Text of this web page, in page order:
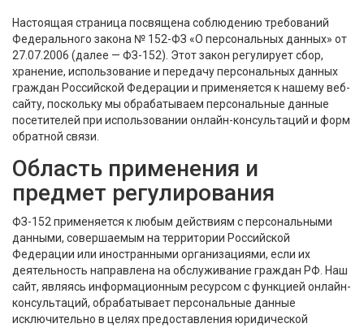
Настоящая страница посвящена соблюдению требований
Федерального закона № 152-ФЗ «О персональных данных» от
27.07.2006 (далее — ФЗ-152). Этот закон регулирует сбор,
хранение, использование и передачу персональных данных
граждан Российской Федерации и применяется к нашему веб-
сайту, поскольку мы обрабатываем персональные данные
посетителей при использовании онлайн-консультаций и форм
обратной связи.
Область применения и
предмет регулирования
ФЗ-152 применяется к любым действиям с персональными
данными, совершаемым на территории Российской
Федерации или иностранными организациями, если их
деятельность направлена на обслуживание граждан РФ. Наш
сайт, являясь информационным ресурсом с функцией онлайн-
консультаций, обрабатывает персональные данные
исключительно в целях предоставления юридической